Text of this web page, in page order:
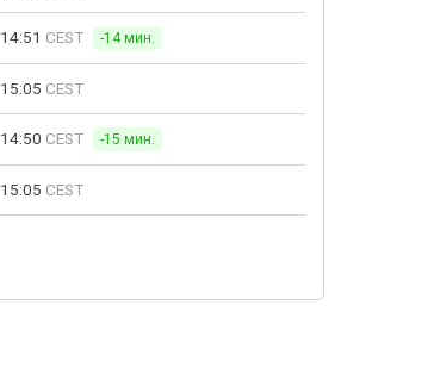
14:51 CEST -14 мин.
15:05 CEST
14:50 CEST -15 мин.
15:05 CEST